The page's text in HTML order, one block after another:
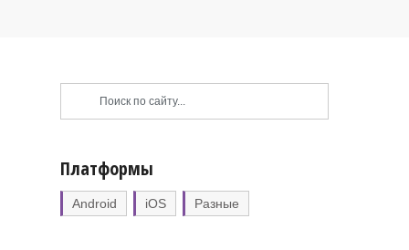
Платформы
Android iOS Разные